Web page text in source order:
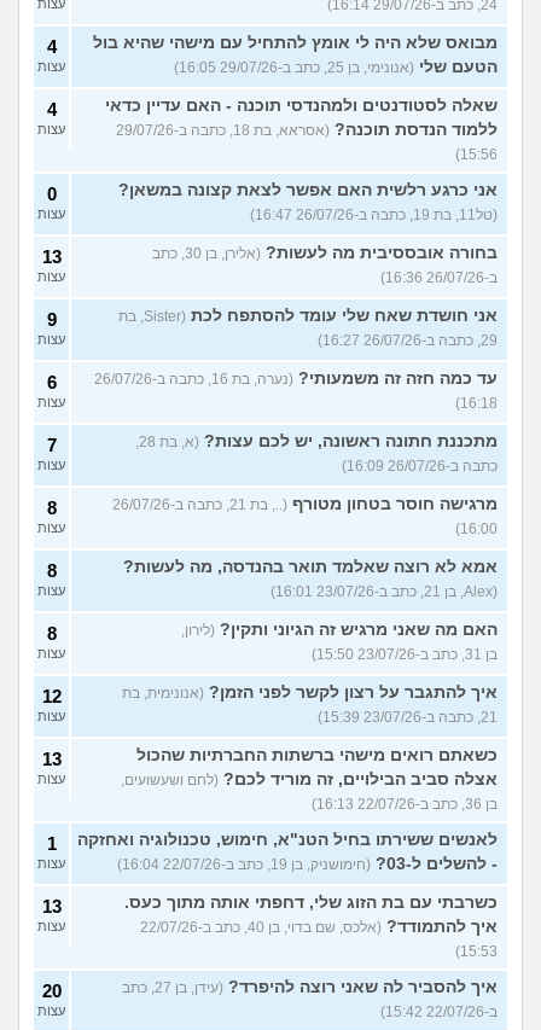
24, כתב ב-29/07/26 16:14) עצות
מבואס שלא היה לי אומץ להתחיל עם מישהי שהיא בול
הטעם שלי (אנונימי, בן 25, כתב ב-29/07/26 16:05)
4
עצות
שאלה לסטודנטים ולמהנדסי תוכנה - האם עדיין כדאי
ללמוד הנדסת תוכנה?
(אסראא, בת 18, כתבה ב-29/07/26
15:56)
4
עצות
אני כרגע רלשית האם אפשר לצאת קצונה במשאן?
(טל11, בת 19, כתבה ב-26/07/26 16:47)
0
עצות
בחורה אובססיבית מה לעשות?
(אלירן, בן 30, כתב
ב-26/07/26 16:36)
13
עצות
אני חושדת שאח שלי עומד להסתפח לכת
(Sister, בת
29, כתבה ב-26/07/26 16:27)
9
עצות
עד כמה חזה זה משמעותי?
(נערה, בת 16, כתבה ב-26/07/26
16:18)
6
עצות
מתכננת חתונה ראשונה, יש לכם עצות?
כתבה ב-26/07/26 16:09)
7
עצות
מרגישה חוסר בטחון מטורף
(.., בת 21, כתבה ב-26/07/26
16:00)
8
עצות
אמא לא רוצה שאלמד תואר בהנדסה, מה לעשות?
(Alex, בן 21, כתב ב-23/07/26 16:01)
8
עצות
האם מה שאני מרגיש זה הגיוני ותקין? (לירון,
בן 31, כתב ב-23/07/26 15:50)
8
עצות
איך להתגבר על רצון לקשר לפני הזמן? (אנונימית, בת
21, כתבה ב-23/07/26 15:39)
12
עצות
כשאתם רואים מישהי ברשתות החברתיות שהכול
אצלה סביב הבילויים, זה מוריד לכם? (לחם ושעשועים,
בן 36, כתב ב-22/07/26 16:13)
13
עצות
לאנשים ששירתו בחיל הטנ"א, חימוש, טכנולוגיה ואחזקה
- להשלים ל-03?
(חימושניק, בן 19, כתב ב-22/07/26 16:04)
1
עצות
כשרבתי עם בת הזוג שלי, דחפתי אותה מתוך כעס.
איך להתמודד?
(אלכס, שם בדוי, בן 40, כתב ב-22/07/26
15:53)
13
עצות
איך להסביר לה שאני רוצה להיפרד?
(עידן, בן 27, כתב
ב-22/07/26 15:42)
20
עצות